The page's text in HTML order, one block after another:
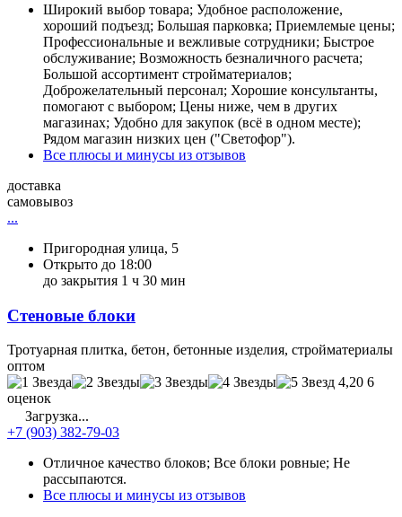
Широкий выбор товара; Удобное расположение,
хороший подъезд; Большая парковка; Приемлемые цены;
Профессиональные и вежливые сотрудники; Быстрое
обслуживание; Возможность безналичного расчета;
Большой ассортимент стройматериалов;
Доброжелательный персонал; Хорошие консультанты,
помогают с выбором; Цены ниже, чем в других
магазинах; Удобно для закупок (всё в одном месте);
Рядом магазин низких цен ("Светофор").
Все плюсы и минусы из отзывов
доставка
самовывоз
...
Пригородная улица, 5
Открыто до 18:00
до закрытия 1 ч 30 мин
Стеновые блоки
Тротуарная плитка, бетон, бетонные изделия, стройматериалы
оптом
4,20 6
оценок
Загрузка...
+7 (903) 382-79-03
Отличное качество блоков; Все блоки ровные; Не
рассыпаются.
Все плюсы и минусы из отзывов